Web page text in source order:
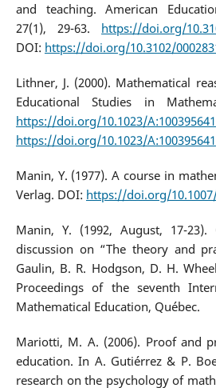
and teaching. American
27(1), 29-63. https://doi.org/
DOI: https://doi.org/10.3102/
Lithner, J. (2000). Mathematical
Educational Studies in
https://doi.org/10.1023/
https://doi.org/10.1023/
Manin, Y. (1977). A course in
Verlag. DOI: https://doi.org/
Manin, Y. (1992, August, 17-
discussion on “The theory and
Gaulin, B. R. Hodgson, D. H.
Proceedings of the seventh
Mathematical Education, Québec.
Mariotti, M. A. (2006). Proof and
education. In A. Gutiérrez & P.
research on the psychology of